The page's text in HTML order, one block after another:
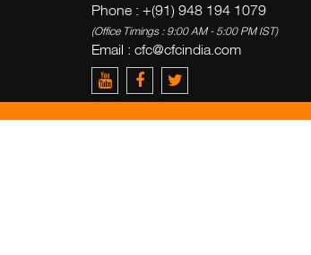
Phone : +(91) 948 194 1079
(Office Timings : 9:00 AM - 5:00 PM IST)
Email : cfc@cfcindia.com